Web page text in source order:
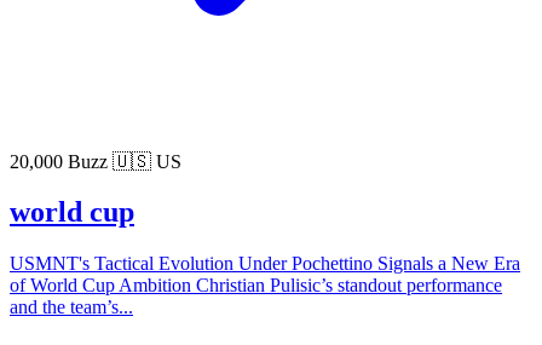
20,000 Buzz 🇺🇸 US
world cup
USMNT's Tactical Evolution Under Pochettino Signals a New Era
of World Cup Ambition Christian Pulisic’s standout performance
and the team’s...